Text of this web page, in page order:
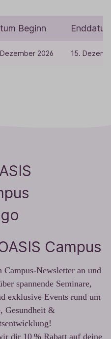
Beginn
2026 15.
Campus
Newsletter an und
spannende Seminare,
exklusive Events rund um
Gesundheit &
dir 10 % Rabatt auf deine